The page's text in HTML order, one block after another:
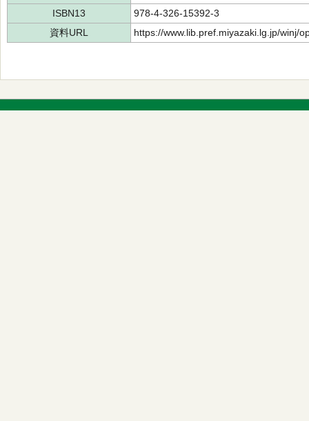
ISBN13
978-4-326-15392-3
資料URL
https://www.lib.pref.miyazaki.lg.jp/winj/